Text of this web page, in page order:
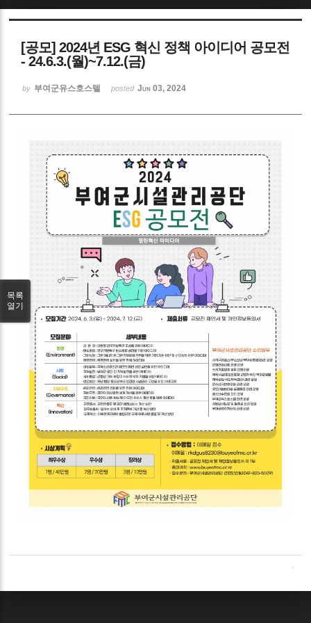
[공모] 2024년 ESG 혁신 정책 아이디어 공모전
- 24.6.3.(월)~7.12.(금)
by 부여군유스호스텔 posted Jun 03, 2024
목록
열기
Sketchbook5, 스케치북5
Sketchbook5, 스케치북5